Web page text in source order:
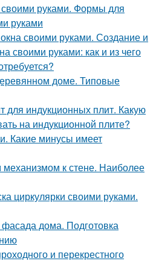
руками. Формы для
руками
своими руками. Создание и
своими руками: как и из чего
доме. Типовые
для индукционных плит. Какую
на индукционной плите?
Какие минусы имеет
к стене. Наиболее
циркулярки своими руками.
дома. Подготовка
и перекрестного